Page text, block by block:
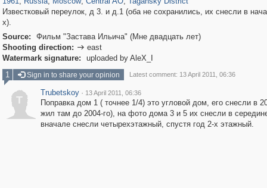
Известковый переулок, д 3. и д.1 (оба не сохранились, их снесли в
х).
Source:
Фильм "Застава Ильича" (Мне двадцать лет)
Shooting direction:  east
Watermark signature:
uploaded by AleX_I
1
Sign in to share your opinion Latest comment: 13 April 2011, 06:36
T
Trubetskoy · 13 April 2011, 06:36
Поправка дом 1 ( точнее 1/4) это угловой дом, его снесли в
жил там до 2004-го), на фото дома 3 и 5 их снесли в
вначале снесли четырехэтажный, спустя год 2-х этажный.